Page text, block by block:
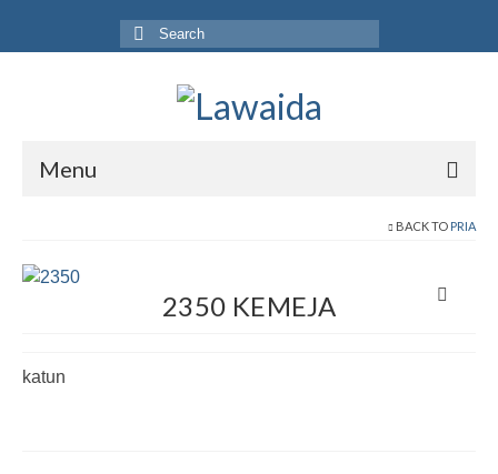
Search
for:
Menu
Produk
BACK TO PRIA
2350 KEMEJA
katun